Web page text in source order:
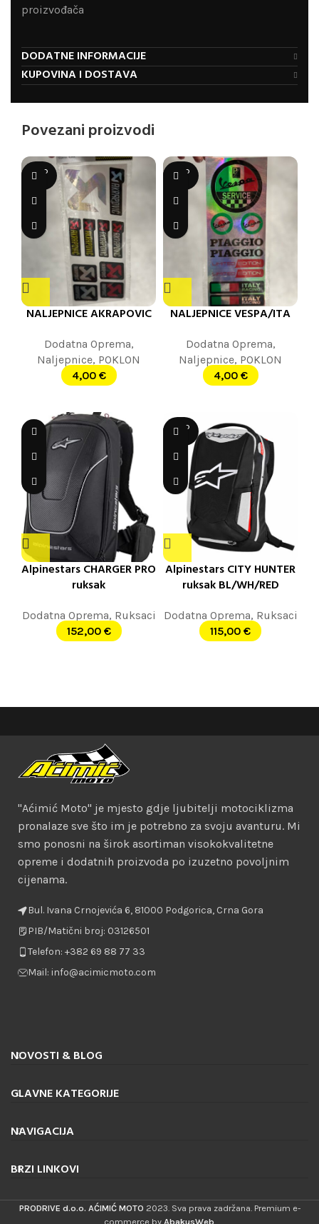
proizvođača
DODATNE INFORMACIJE
KUPOVINA I DOSTAVA
Povezani proizvodi
SOLD
OUT
NALJEPNICE AKRAPOVIC
Dodatna Oprema,
Naljepnice, POKLON
4,00 €
SOLD
OUT
NALJEPNICE VESPA/ITA
Dodatna Oprema,
Naljepnice, POKLON
4,00 €
Alpinestars CHARGER PRO
ruksak
Dodatna Oprema, Ruksaci
152,00 €
SOLD
OUT
Alpinestars CITY HUNTER
ruksak BL/WH/RED
Dodatna Oprema, Ruksaci
115,00 €
"Aćimić Moto" je mjesto gdje ljubitelji motociklizma
pronalaze sve što im je potrebno za svoju avanturu. Mi
smo ponosni na širok asortiman visokokvalitetne
opreme i dodatnih proizvoda po izuzetno povoljnim
cijenama.
Bul. Ivana Crnojevića 6, 81000 Podgorica, Crna Gora
PIB/Matični broj: 03126501
Telefon: +382 69 88 77 33
Mail: info@acimicmoto.com
NOVOSTI & BLOG
GLAVNE KATEGORIJE
NAVIGACIJA
BRZI LINKOVI
PRODRIVE d.o.o. AĆIMIĆ MOTO 2023. Sva prava zadržana. Premium e-
commerce by AbakusWeb